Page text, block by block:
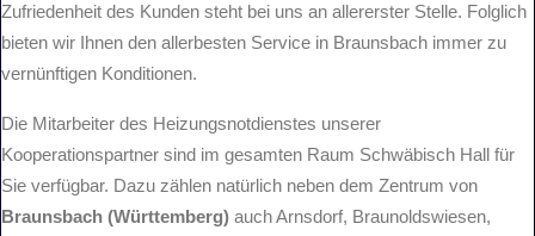
Zufriedenheit des Kunden steht bei uns an allererster Stelle. Folglich
bieten wir Ihnen den allerbesten Service in Braunsbach immer zu
vernünftigen Konditionen.
Die Mitarbeiter des Heizungsnotdienstes unserer
Kooperationspartner sind im gesamten Raum Schwäbisch Hall für
Sie verfügbar. Dazu zählen natürlich neben dem Zentrum von
Braunsbach (Württemberg) auch Arnsdorf, Braunoldswiesen,